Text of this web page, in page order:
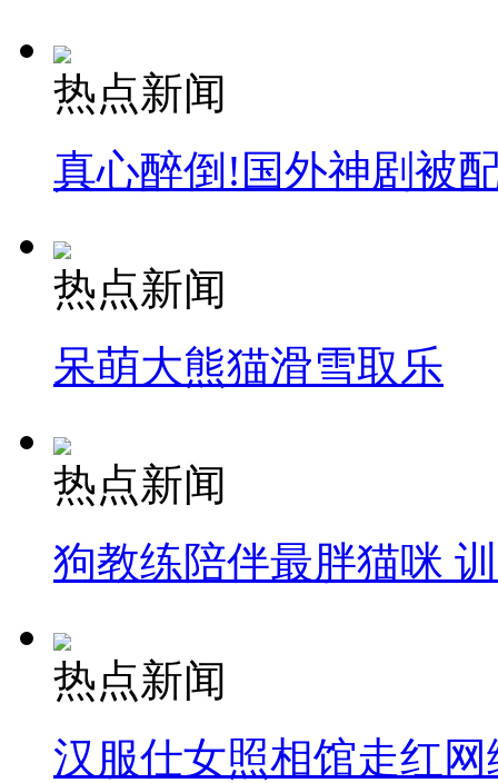
热点新闻
真心醉倒!国外神剧被
热点新闻
呆萌大熊猫滑雪取乐
热点新闻
狗教练陪伴最胖猫咪
热点新闻
汉服仕女照相馆走红网